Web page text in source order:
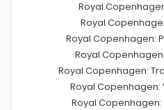
Royal
Royal
Royal Copenhagen:
Royal
Royal Copenhagen:
Royal
Royal Copenhagen: